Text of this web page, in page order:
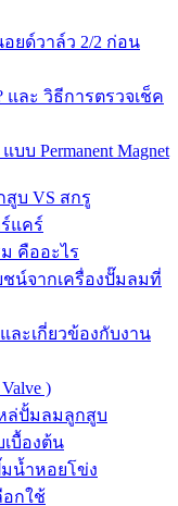
ยด์วาล์ว 2/2 ก่อน
ละ วิธีการตรวจเช็ค
บ Permanent Magnet
สูบ VS สกรู
แคร์
คืออะไร
น์จากเครื่องปั๊มลมที่
ละเกี่ยวข้องกับงาน
)
ล่ปั้มลมลูกสูบ
บื้องต้น
น้ำหอยโข่ง
กใช้